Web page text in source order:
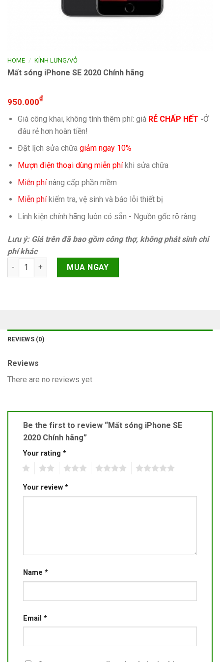
HOME / KÍNH LƯNG/VỎ
Mất sóng iPhone SE 2020 Chính hãng
950.000₫
Giá công khai, không tính thêm phí: giá RẺ CHẤP HẾT -Ở
đâu rẻ hơn hoàn tiền!
Đặt lịch sửa chữa giảm ngay 10%
Mượn điện thoại dùng miễn phíkhi sửa chữa
Miễn phínâng cấp phần mềm
Miễn phíkiếm tra, vệ sinh và báo lỗi thiết bị
Linh kiện chính hãng luôn có sẵn - Nguồn gốc rõ ràng
Lưu ý: Giá trên đã bao gồm công thợ, không phát sinh chi
phí khác
Mất sóng iPhone SE 2020 Chính hãng quantity
MUA NGAY
REVIEWS (0)
Reviews
There are no reviews yet.
Be the first to review “Mất sóng iPhone SE
2020 Chính hãng”
Your rating *
Your review *
Name *
Email *